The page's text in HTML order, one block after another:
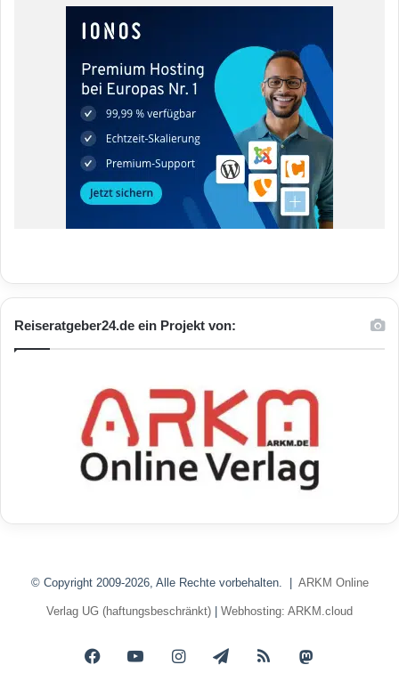
Reiseratgeber24.de ein Projekt von:
© Copyright 2009-2026, Alle Rechte vorbehalten. | ARKM Online
Verlag UG (haftungsbeschränkt) | Webhosting: ARKM.cloud
FacebookYouTubeInstagramTelegramRSS